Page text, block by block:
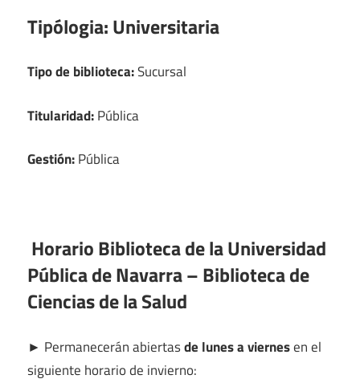
Tipólogia:Universitaria
Tipo de biblioteca:Sucursal
Titularidad:Pública
Gestión:Pública
Horario Biblioteca de la Universidad
Pública de Navarra – Biblioteca de
Ciencias de la Salud
► Permanecerán abiertasde lunes a viernesen el
siguiente horario de invierno: